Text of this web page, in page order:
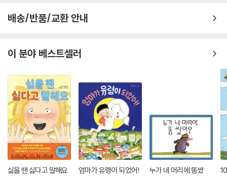
배송/반품/교환 안내
이 분야 베스트셀러
싫을 땐 싫다고 말해요 엄마가 유령이 되었어!
누가 내 머리에 똥쌌